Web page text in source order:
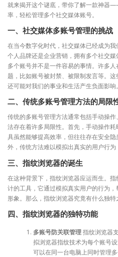
就来揭开这个谜底，带你了解一款神器
率，轻松管理多个社交媒体账号。
一、社交媒体多账号管理的挑战
在当今数字化时代，社交媒体已经成为
个人品牌还是企业营销，拥有多个社交
多个账号并不是一件容易的事情。许多
题，比如账号被封禁、被限制发言等。
还可能对我们的事业和生活产生负面影响。
二、传统多账号管理方法的局限
传统的多账号管理方法通常包括手动操
法存在着许多局限性。首先，手动操作
具虽然能够提高效率，但往往存在安全
外，传统方法难以模拟出真实的用户行为
三、指纹浏览器的诞生
在这种背景下，指纹浏览器应运而生。
计的工具，它通过模拟真实用户的行为
形象。那么，指纹浏览器究竟有什么独特
四、指纹浏览器的独特功能
多账号防关联管理指纹浏览器
拟浏览器指纹技术为每个账号
可以在同一台电脑上同时管理